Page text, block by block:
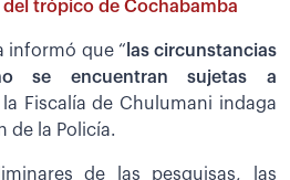
trópico de Cochabamba
informó que “ las circunstancias
se encuentran sujetas a
Fiscalía de Chulumani indaga
de la Policía.
de las pesquisas, las